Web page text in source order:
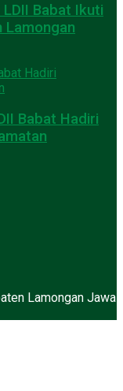
Babat Ikuti
Lamongan
Babat Hadiri
Lamongan Jawa